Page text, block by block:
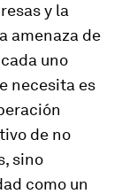
y la
amenaza de
uno
necesita es
de no
sino
como un